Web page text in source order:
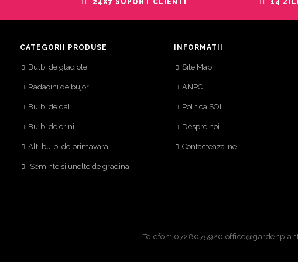
24X7 SUPORT CLIENTI 14
CATEGORII PRODUSE
Bulbi de gladiole
Radacini de bujor
Bulbi de dalii
Bulbi de crini
Alti bulbi de primavara
Seminte si unelte de gradina
INFORMATII
Site Map
ANPC
Politica SOL
Despre noi
Contacteaza-ne
Telefon: 0728075920